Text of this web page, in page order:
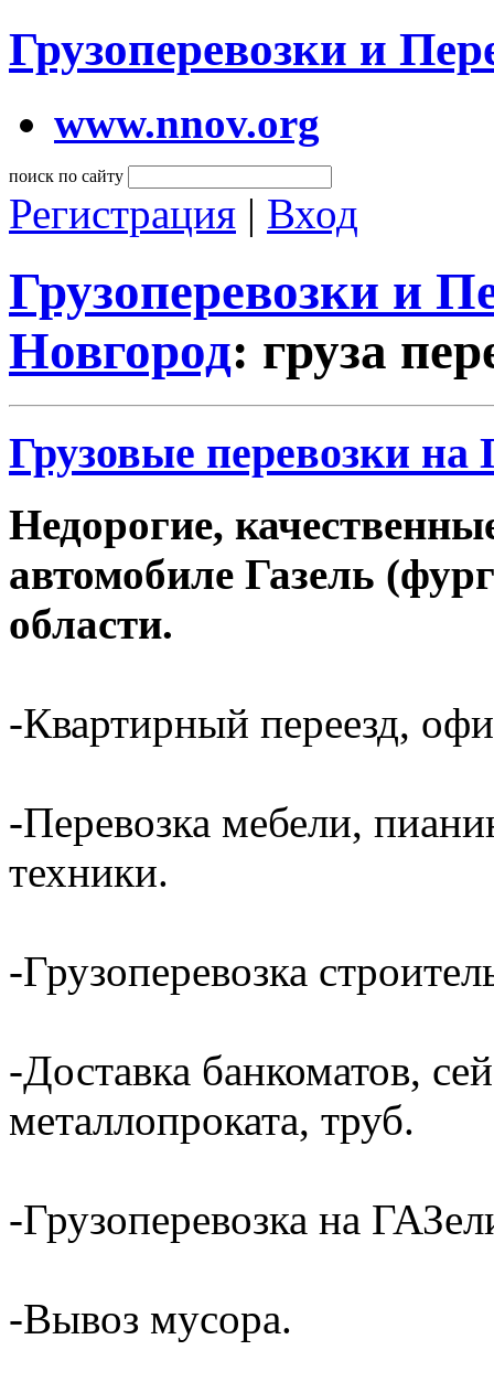
Грузоперевозки и
www.nnov.org
поиск по сайту
Регистрация | Вход
Грузоперевозки и
Новгород: груза
Грузовые перевозки
Недорогие,
автомобиле Газель
области.
-Квартирный переезд,
-Перевозка мебели,
техники.
-Грузоперевозка
-Доставка банкоматов,
металлопроката, труб.
-Грузоперевозка на
-Вывоз мусора.